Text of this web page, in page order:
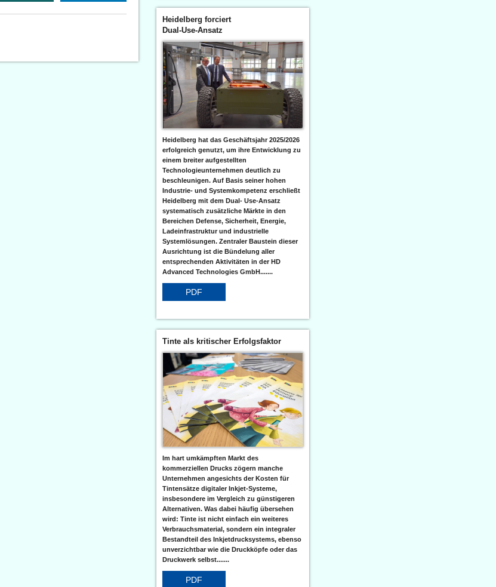
Heidelberg forciert
Dual-Use-Ansatz
Heidelberg hat das Geschäftsjahr 2025/2026
erfolgreich genutzt, um ihre Entwicklung zu
einem breiter aufgestellten
Technologieunternehmen deutlich zu
beschleunigen. Auf Basis seiner hohen
Industrie- und Systemkompetenz erschließt
Heidelberg mit dem Dual- Use-Ansatz
systematisch zusätzliche Märkte in den
Bereichen Defense, Sicherheit, Energie,
Ladeinfrastruktur und industrielle
Systemlösungen. Zentraler Baustein dieser
Ausrichtung ist die Bündelung aller
entsprechenden Aktivitäten in der HD
Advanced Technologies GmbH.......
PDF
Tinte als kritischer Erfolgsfaktor
Im hart umkämpften Markt des
kommerziellen Drucks zögern manche
Unternehmen angesichts der Kosten für
Tintensätze digitaler Inkjet-Systeme,
insbesondere im Vergleich zu günstigeren
Alternativen. Was dabei häufig übersehen
wird: Tinte ist nicht einfach ein weiteres
Verbrauchsmaterial, sondern ein integraler
Bestandteil des Inkjetdrucksystems, ebenso
unverzichtbar wie die Druckköpfe oder das
Druckwerk selbst.......
PDF